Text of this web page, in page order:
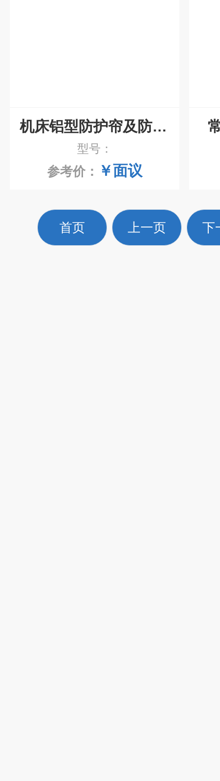
机床铝型防护帘及防尘折布
型号：
参考价： ￥面议
首页 上一页 下